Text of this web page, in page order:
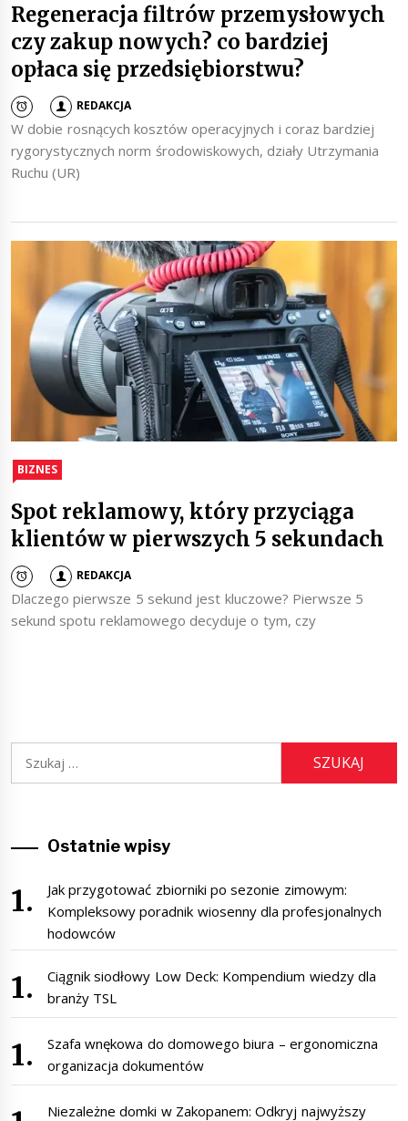
Regeneracja filtrów przemysłowych
czy zakup nowych? co bardziej
opłaca się przedsiębiorstwu?
REDAKCJA
W dobie rosnących kosztów operacyjnych i coraz bardziej
rygorystycznych norm środowiskowych, działy Utrzymania
Ruchu (UR)
BIZNES
Spot reklamowy, który przyciąga
klientów w pierwszych 5 sekundach
REDAKCJA
Dlaczego pierwsze 5 sekund jest kluczowe? Pierwsze 5
sekund spotu reklamowego decyduje o tym, czy
Szukaj:
Ostatnie wpisy
Jak przygotować zbiorniki po sezonie zimowym:
Kompleksowy poradnik wiosenny dla profesjonalnych
hodowców
Ciągnik siodłowy Low Deck: Kompendium wiedzy dla
branży TSL
Szafa wnękowa do domowego biura – ergonomiczna
organizacja dokumentów
Niezależne domki w Zakopanem: Odkryj najwyższy